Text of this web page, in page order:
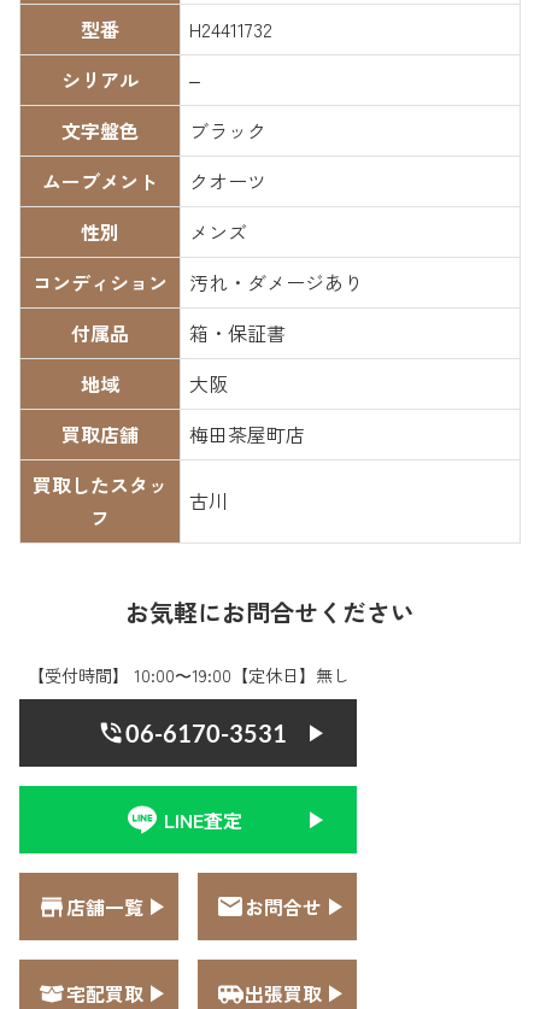
型番
H24411732
シリアル
–
文字盤色
ブラック
ムーブメント
クオーツ
性別
メンズ
コンディション
汚れ・ダメージあり
付属品
箱・保証書
地域
大阪
買取店舗
梅田茶屋町店
買取したスタッ
フ
古川
お気軽にお問合せください
【受付時間】 10:00〜19:00【定休日】無し
06-6170-3531
LINE査定
店舗一覧 お問合せ
宅配買取 出張買取